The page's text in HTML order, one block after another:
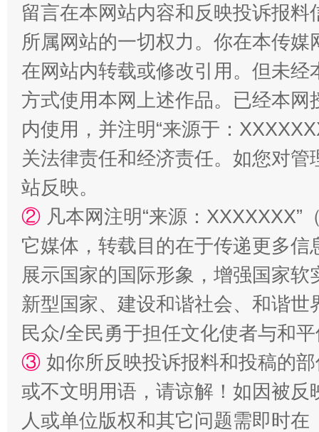
阿坝州三大球赛在茂县开幕 规模
国家大学科技园优化重塑工作
扯下公款旅游的“隐身衣” 如何以
留言在本网站内容和反映投诉报
所属网站的一切权力。你在本传
在网站内转载或修改引用。但未
方式使用本网上述作品。已经本
内使用，并注明“来源于：
关法律责任和经济责任。如您对
站反映。
② 凡本网注明“来源：
它媒体，转载目的在于传递更多
展示国家的国际形象，增强国家
新型国家、建设和谐社会、和谐
民众/全民勇于担任文化使者与和
③ 如你所反映投诉报料和投稿的
或不文明用语，请谅解！如因被
人或单位版权和其它问题需即时在